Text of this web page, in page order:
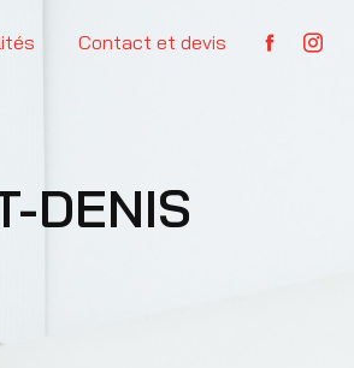
Contact et devis
DENIS